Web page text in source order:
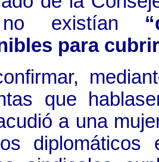
existían
para
que
a una
diplomáticos